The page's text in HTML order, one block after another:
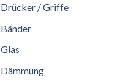
Drücker / Griffe
Bänder
Glas
Dämmung